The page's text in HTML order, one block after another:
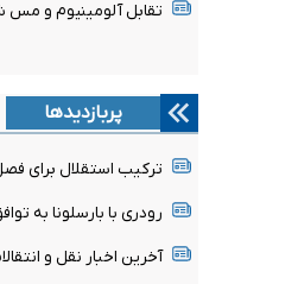
تقابل آلومینیوم و مس
پربازدیدها
ترکیب استقلال برای
رودری با بارسلونا به
آخرین اخبار نقل و